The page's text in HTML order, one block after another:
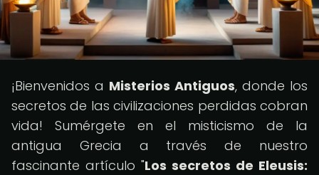
¡Bienvenidos a Misterios Antiguos, donde los
secretos de las civilizaciones perdidas cobran
vida! Sumérgete en el misticismo de la
antigua Grecia a través de nuestro
fascinante artículo "Los secretos de Eleusis: